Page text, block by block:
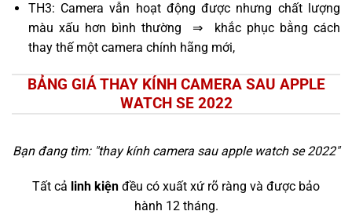
TH3: Camera vẫn hoạt động được nhưng chất lượng
màu xấu hơn bình thường ⇒ khắc phục bằng cách
thay thế một camera chính hãng mới,
BẢNG GIÁ THAY KÍNH CAMERA SAU APPLE
WATCH SE 2022
Bạn đang tìm: "thay kính camera sau apple watch se 2022"
Tất cả linh kiện đều có xuất xứ rõ ràng và được bảo
hành 12 tháng.